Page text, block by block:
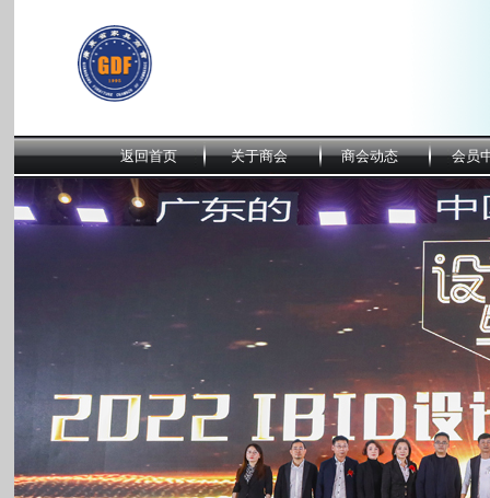
返回首页 关于商会 商会动态 会员